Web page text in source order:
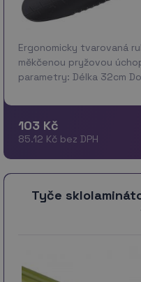
Ergonomicky tvarovaná
měkčenou pryžovou
parametry: Délka 32cm
103 Kč
85.12 Kč bez DPH
Tyče